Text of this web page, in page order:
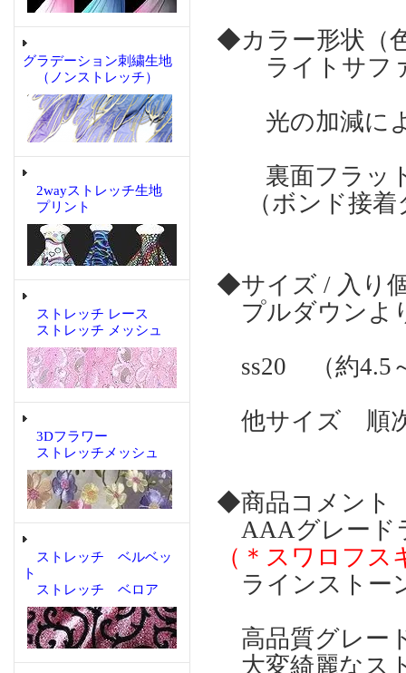
グラデーション刺繍生地
（ノンストレッチ）
2wayストレッチ生地
プリント
ストレッチ レース
ストレッチ メッシュ
3Dフラワー
ストレッチメッシュ
ストレッチ ベルベッ
ト
ストレッチ ベロア
◆カラー形状（
ライトサフ
光の加減によ
裏面フラッ
（ボンド接着
◆サイズ / 入り
プルダウンよ
ss20 （約4.5
他サイズ 順
◆商品コメント
AAAグレー
（＊スワロフ
ラインストー
高品質グレー
大変綺麗なス